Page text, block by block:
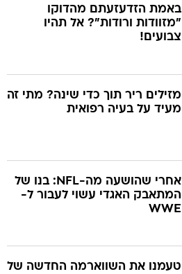
באמת הזדעזעתם מהדוקו
"מזוודות ורודות"? אל תהיו
צבועים!
מזילים ריר תוך כדי שינה? מתי זה
מעיד על בעיה רפואית
אחרי שהושעה מה-NFL: בנו של
המתאבק האגדי עשוי לעבור ל-
WWE
טעמנו את השווארמה החדשה של